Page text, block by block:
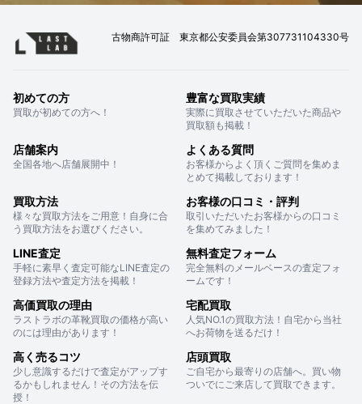
古物商許可証 東京都公安委員会第307731104330号
初めての方
買取が初めての方へ！
豊富な買取実績
実際に買取させていただいた商品や
買取額も掲載！
店舗案内
全国各地へ店舗展開中！
よくある質問
お客様からよく頂くご質問を集めま
とめて掲載しております！
買取方法
様々な買取方法をご用意！自身に合
う買取方法をお選びください。
お客様の口コミ・評判
取引いただいたお客様からの口コミ
を集めてみました！
LINE査定
手軽に素早く査定可能なLINE査定の
登録方法や査定方法を掲載！
無料査定フォーム
完全無料のメールベースの査定フォ
ームです！
高価買取の理由
ラストラボの革靴買取の価格が高い
のには理由があります！
宅配買取
人気NO.1の買取方法！自宅から当社
へお荷物を送るだけ！
高く売るコツ
少し意識するだけで査定がアップす
るかもしれません！その方法を伝
授！
店頭買取
ご自宅から最寄りの店舗へ。買い物
ついでにご来店して買取できます。